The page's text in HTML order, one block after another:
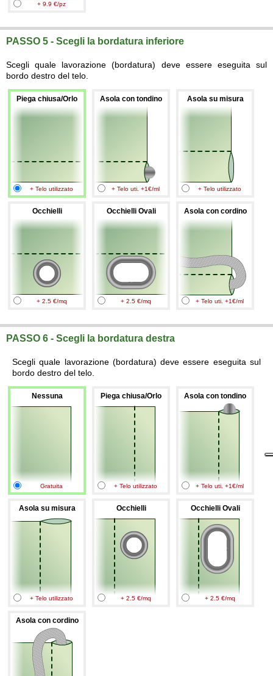
+ 9.9 €/pz
PASSO 5 - Scegli la bordatura inferiore
Scegli quale lavorazione (bordatura) deve essere eseguita sul
bordo destro del telo.
Piega chiusa/Orlo
+ Telo utilizzato
Asola con tondino
+ Telo uti. +1€/ml
Asola su misura
+ Telo utilizzato
Occhielli
+ 2.5 €/mq
Occhielli Ovali
+ 2.5 €/mq
Asola con cordino
+ Telo uti. +1€/ml
PASSO 6 - Scegli la bordatura destra
Scegli quale lavorazione (bordatura) deve essere eseguita sul
bordo destro del telo.
Nessuna
Gratuita
Piega chiusa/Orlo
+ Telo utilizzato
Asola con tondino
+ Telo uti. +1€/ml
Asola su misura
+ Telo utilizzato
Occhielli
+ 2.5 €/mq
Occhielli Ovali
+ 2.5 €/mq
Asola con cordino